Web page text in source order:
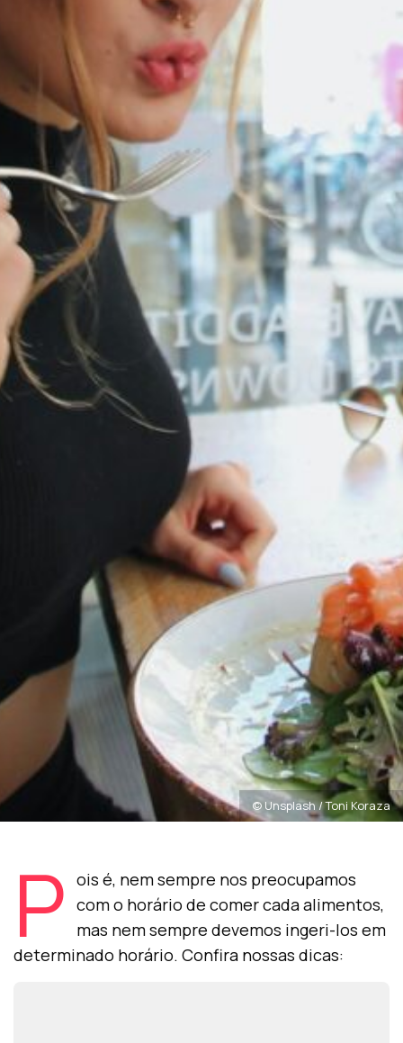
© Unsplash / Toni Koraza
P ois é, nem sempre nos preocupamos
com o horário de comer cada alimentos,
mas nem sempre devemos ingeri-los em
determinado horário. Confira nossas dicas: